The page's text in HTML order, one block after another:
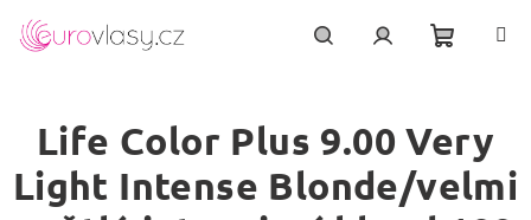
obsah
košík
Life Color Plus 9.00 Very
Light Intense Blonde/velmi